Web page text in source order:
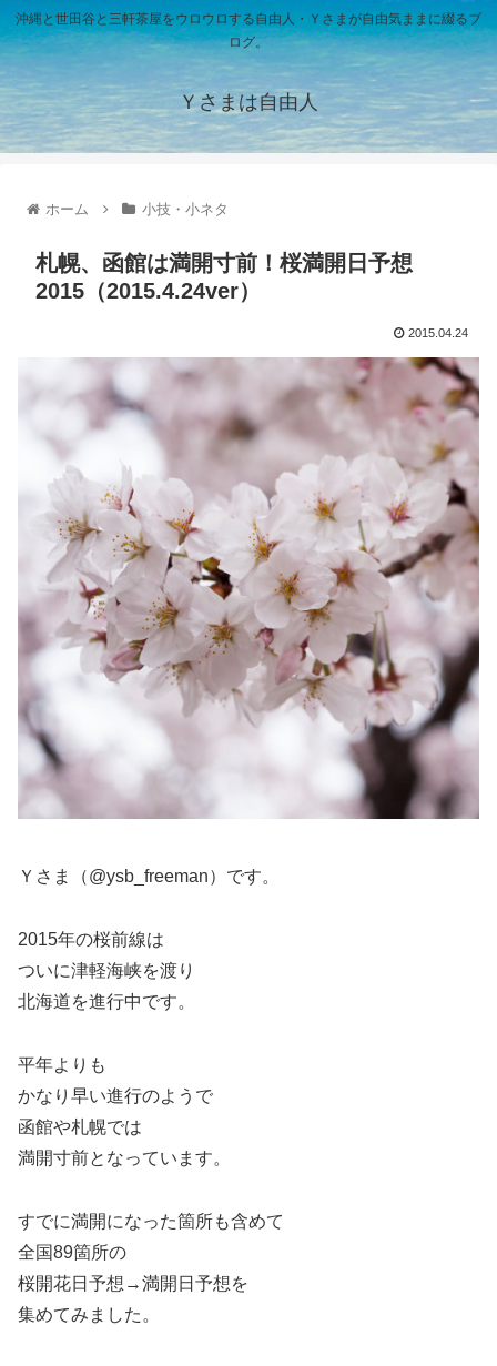
沖縄と世田谷と三軒茶屋をウロウロする自由人・Ｙさまが自由気ままに綴るブ
ログ。
Ｙさまは自由人
ホーム 小技・小ネタ
札幌、函館は満開寸前！桜満開日予想
2015（2015.4.24ver）
2015.04.24
Ｙさま（@ysb_freeman）です。
2015年の桜前線は
ついに津軽海峡を渡り
北海道を進行中です。
平年よりも
かなり早い進行のようで
函館や札幌では
満開寸前となっています。
すでに満開になった箇所も含めて
全国89箇所の
桜開花日予想→満開日予想を
集めてみました。